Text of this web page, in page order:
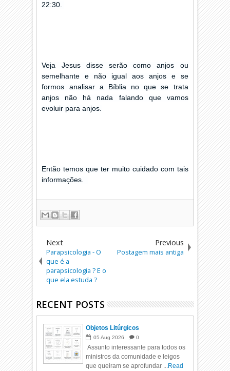
22:30.
Veja Jesus disse serão como anjos ou
semelhante e não igual aos anjos e se
formos analisar a Bíblia no que se trata
anjos não há nada falando que vamos
evoluir para anjos.
Então temos que ter muito cuidado com tais
informações.
Next
Parapsicologia - O
que é a
parapsicologia ? E o
que ela estuda ?
Previous
Postagem mais antiga
RECENT POSTS
Objetos Litúrgicos
05 Aug 2026 0
Assunto interessante para todos os
ministros da comunidade e leigos
que queiram se aprofundar ...Read